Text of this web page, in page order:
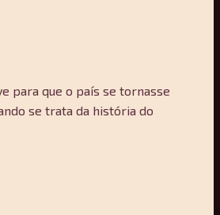
para que o país se tornasse
se trata da história do